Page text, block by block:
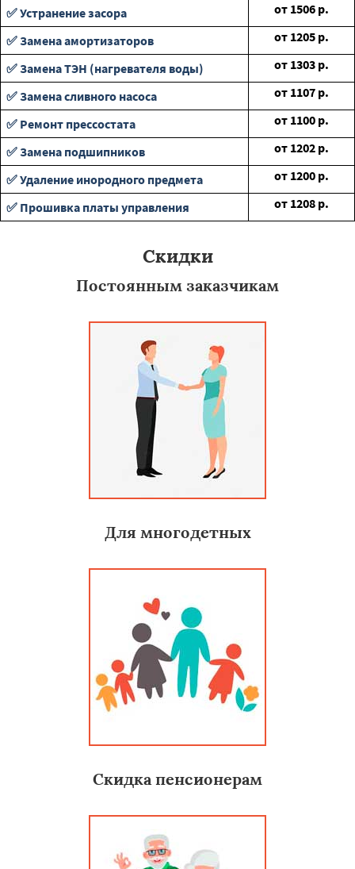
✅ Устранение засора от 1506 р.
✅ Замена амортизаторов
от 1205 р.
✅ Замена ТЭН (нагревателя воды)
от 1303 р.
✅ Замена сливного насоса
от 1107 р.
✅ Ремонт прессостата
от 1100 р.
✅ Замена подшипников
от 1202 р.
✅ Удаление инородного предмета
от 1200 р.
✅ Прошивка платы управления
от 1208 р.
Скидки
Постоянным заказчикам
Для многодетных
Скидка пенсионерам